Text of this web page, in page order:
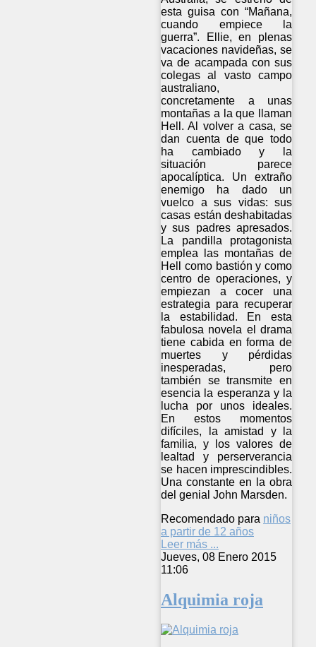
esta guisa con “Mañana,
cuando empiece la
guerra”. Ellie, en plenas
vacaciones navideñas, se
va de acampada con sus
colegas al vasto campo
australiano,
concretamente a unas
montañas a la que llaman
Hell. Al volver a casa, se
dan cuenta de que todo
ha cambiado y la
situación parece
apocalíptica. Un extraño
enemigo ha dado un
vuelco a sus vidas: sus
casas están deshabitadas
y sus padres apresados.
La pandilla protagonista
emplea las montañas de
Hell como bastión y como
centro de operaciones, y
empiezan a cocer una
estrategia para recuperar
la estabilidad. En esta
fabulosa novela el drama
tiene cabida en forma de
muertes y pérdidas
inesperadas, pero
también se transmite en
esencia la esperanza y la
lucha por unos ideales.
En estos momentos
difíciles, la amistad y la
familia, y los valores de
lealtad y perserverancia
se hacen imprescindibles.
Una constante en la obra
del genial John Marsden.
Recomendado para niños
a partir de 12 años
Leer más ...
Jueves, 08 Enero 2015
11:06
Alquimia roja